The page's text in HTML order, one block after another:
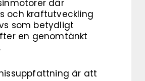
där
och kraftutveckling
som betydligt
en genomtänkt
är att